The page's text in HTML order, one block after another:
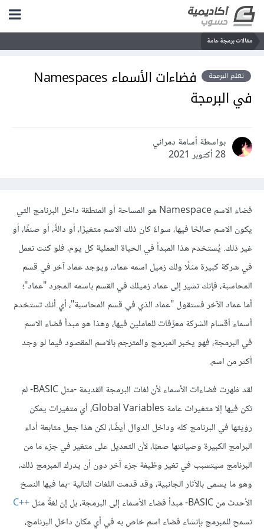
مقالات برمجة عامة
تعلم البرمجة
فضاءات الأسماء Namespaces
في البرمجة
بواسطة أسامة دمراني
28 أكتوبر 2021
فضاء الاسم Namespace هو المساحة أو المنطقة داخل البرنامج التي
يكون الاسم صالحًا فيها، سواءً كان ذلك الاسم متغيرًا، أو دالةً، أو صنفًا، أو
غير ذلك. يُستخدم هذا المبدأ في الحياة العملية كل يوم، فلو كنت تعمل
في شركة كبيرة مثلًا ولك زميل اسمه عماد، ويوجد عماد آخر في قسم
المحاسبة، فإنك تشير إلى عماد زميلك في القسم باسمه المجرد "عماد"؛
أما عماد الآخر فستقول "عماد الذي في قسم المحاسبة"، أي أنك تستخدم
أسماء أقسام الشركة معرِّفات للعاملين فيها، وهذا هو مبدأ فضاء الاسم
في البرمجة، فهو يخبر المبرمج والمترجم بالاسم المقصود فيما لو وجد
أكثر من اسم.
لقد ظهرت فضاءات الأسماء لأن لغات البرمجة القديمة -مثل BASIC- لم
تكن فيها إلا متغيرات عامة Global Variables، أي متغيرات يمكن
رؤيتها في البرنامج كله وداخل الدوال أيضًا، لكن هذا جعل متابعة أداء
البرامج الكبيرة وصيانتها صعبًا، لأن التعديل على متغير في جزء ما من
البرنامج سيتسبب في تغير وظيفة جزء آخر دون أن يدرك المبرمج ذلك،
وهو ما يسمى بالآثار الجانبية، وقد قدمت اللغات التالية -بما فيها النسخ
الأحدث من BASIC- مبدأ فضاء الأسماء إلى البرمجة، بل إن لغةً مثل
C++
تسمح للمبرمج بإنشاء فضاء اسم خاص به في أي مكان داخل البرنامج،